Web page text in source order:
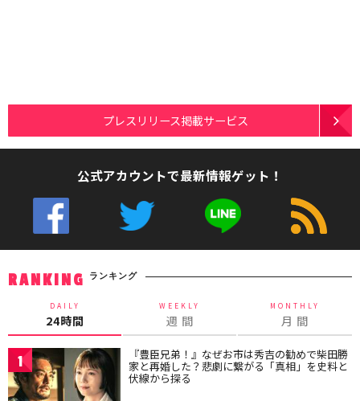
プレスリリース掲載サービス
公式アカウントで最新情報ゲット！
RANKING ランキング
DAILY
24時間
WEEKLY
週 間
MONTHLY
月 間
1 『豊臣兄弟！』なぜお市は秀吉の勧めで柴田勝
家と再婚した？悲劇に繋がる「真相」を史料と
伏線から探る